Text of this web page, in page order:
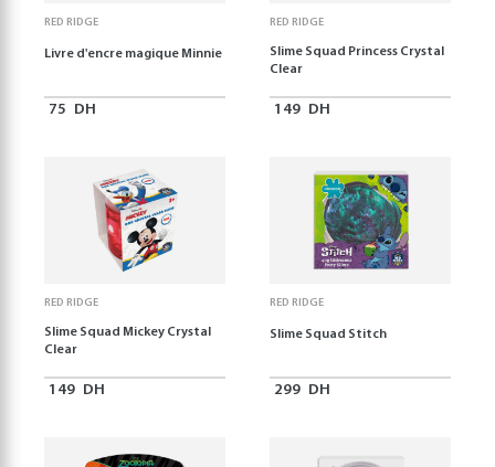
RED RIDGE
Livre d'encre magique Minnie
75 DH
RED RIDGE
Slime Squad Princess Crystal
Clear
149 DH
RED RIDGE
Slime Squad Mickey Crystal
Clear
149 DH
RED RIDGE
Slime Squad Stitch
299 DH